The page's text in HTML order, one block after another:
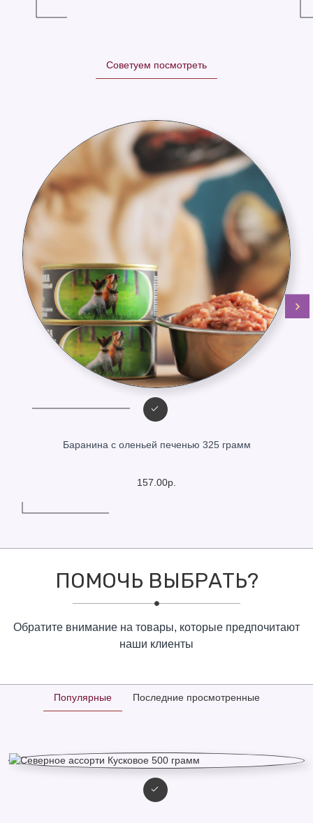
Советуем посмотреть
Баранина с оленьей печенью 325 грамм
157.00р.
ПОМОЧЬ ВЫБРАТЬ?
Обратите внимание на товары, которые предпочитают
наши клиенты
Популярные Последние просмотренные